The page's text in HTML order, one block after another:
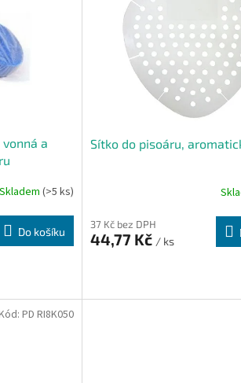
vonná a
Skladem (>5 ks)
Do košíku
Sítko do pisoáru,
37 Kč bez DPH
44,77 Kč / ks
PD RI8K050